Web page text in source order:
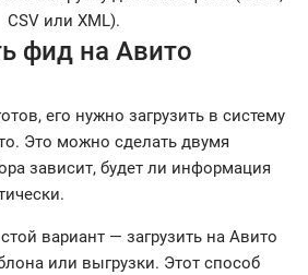
фид на Авито
его нужно загрузить в систему
Это можно сделать двумя
зависит, будет ли информация
вариант — загрузить на Авито
или выгрузки. Этот способ